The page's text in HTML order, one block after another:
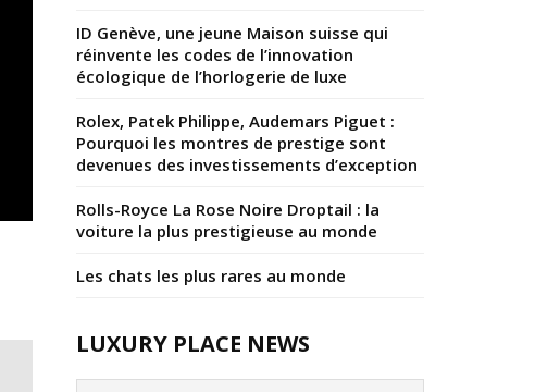
ID Genève, une jeune Maison suisse qui
réinvente les codes de l’innovation
écologique de l’horlogerie de luxe
Rolex, Patek Philippe, Audemars Piguet :
Pourquoi les montres de prestige sont
devenues des investissements d’exception
Rolls-Royce La Rose Noire Droptail : la
voiture la plus prestigieuse au monde
Les chats les plus rares au monde
LUXURY PLACE NEWS